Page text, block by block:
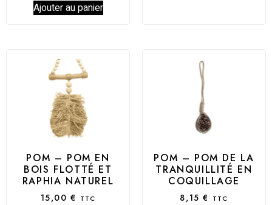
Ajouter au panier
POM – POM EN
BOIS FLOTTÉ ET
RAPHIA NATUREL
15,00€ TTC
POM – POM DE LA
TRANQUILLITÉ EN
COQUILLAGE
8,15€ TTC